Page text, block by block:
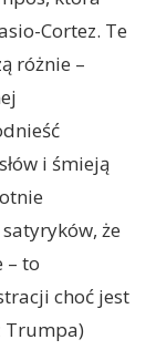
Cortez. Te
różnie –
i śmieją
że
– to
choć jest
Trumpa)